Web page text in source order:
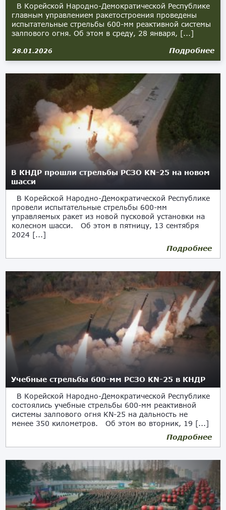
В Корейской Народно-Демократической Республике
главным управлением ракетостроения проведены
испытательные стрельбы 600-мм реактивной системы
залпового огня. Об этом в среду, 28 января, [...]
28.01.2026 Подробнее
В КНДР прошли стрельбы РСЗО KN-25 на новом
шасси
В Корейской Народно-Демократической Республике
провели испытательные стрельбы 600-мм
управляемых ракет из новой пусковой установки на
колесном шасси. Об этом в пятницу, 13 сентября
2024 [...]
Подробнее
Учебные стрельбы 600-мм РСЗО KN-25 в КНДР
В Корейской Народно-Демократической Республике
состоялись учебные стрельбы 600-мм реактивной
системы залпового огня KN-25 на дальность не
менее 350 километров. Об этом во вторник, 19 [...]
Подробнее